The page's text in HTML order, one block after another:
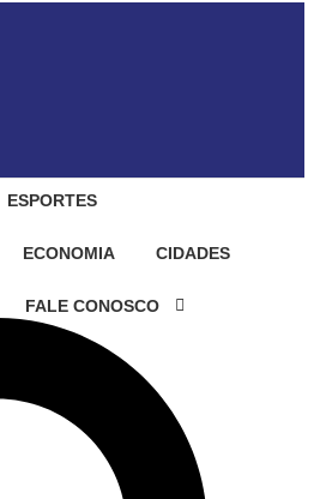
ESPORTES
ECONOMIA CIDADES
FALE CONOSCO